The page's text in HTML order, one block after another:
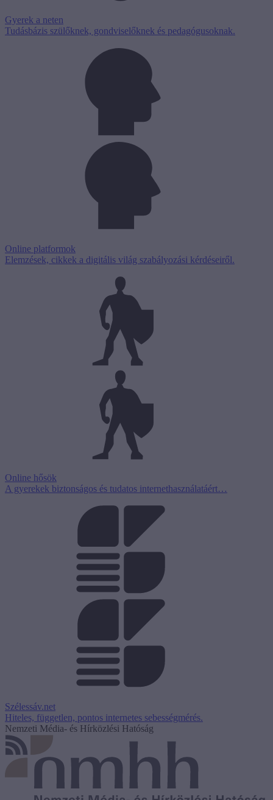
Gyerek a neten
Tudásbázis szülőknek, gondviselőknek és pedagógusoknak.
Online platformok
Elemzések, cikkek a digitális világ szabályozási kérdéseiről.
Online hősök
A gyerekek biztonságos és tudatos internethasználatáért…
Szélessáv.net
Hiteles, független, pontos internetes sebességmérés.
Nemzeti Média- és Hírközlési Hatóság